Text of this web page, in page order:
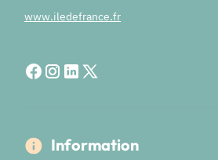
www.iledefrance.fr
Information